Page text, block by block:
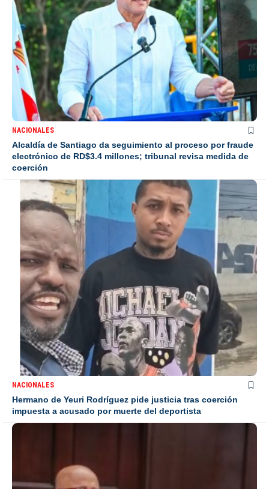
NACIONALES
Alcaldía de Santiago da seguimiento al proceso por fraude
electrónico de RD$3.4 millones; tribunal revisa medida de
coerción
NACIONALES
Hermano de Yeuri Rodríguez pide justicia tras coerción
impuesta a acusado por muerte del deportista